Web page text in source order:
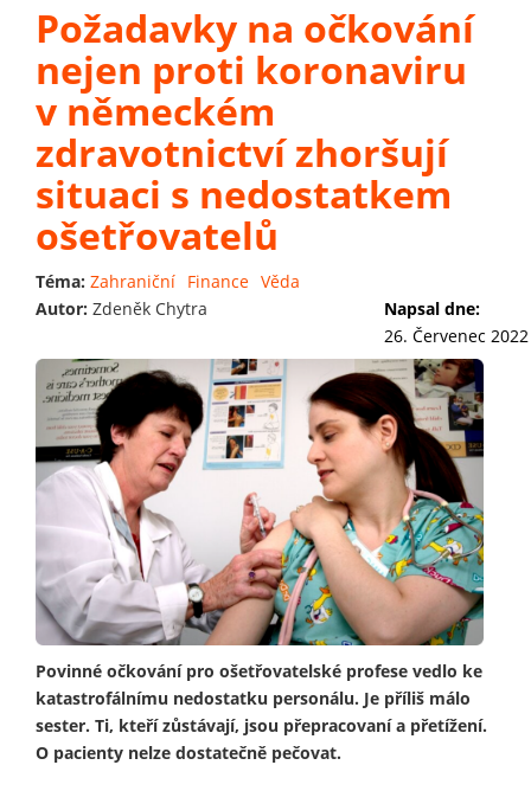
Požadavky na očkování
nejen proti koronaviru
v německém
zdravotnictví zhoršují
situaci s nedostatkem
ošetřovatelů
Téma: Zahraniční Finance Věda
Autor: Zdeněk Chytra
Napsal dne:
26. Červenec 2022
Povinné očkování pro ošetřovatelské profese vedlo ke
katastrofálnímu nedostatku personálu. Je příliš málo
sester. Ti, kteří zůstávají, jsou přepracovaní a přetížení.
O pacienty nelze dostatečně pečovat.